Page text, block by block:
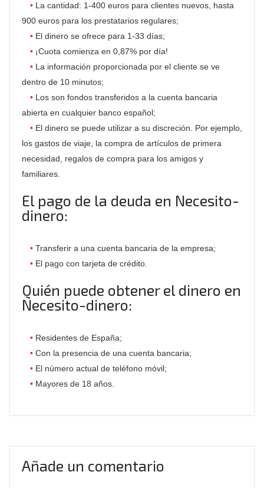
La cantidad: 1-400 euros para clientes nuevos, hasta
900 euros para los prestatarios regulares;
El dinero se ofrece para 1-33 días;
¡Cuota comienza en 0,87% por día!
La información proporcionada por el cliente se ve
dentro de 10 minutos;
Los son fondos transferidos a la cuenta bancaria
abierta en cualquier banco español;
El dinero se puede utilizar a su discreción. Por ejemplo,
los gastos de viaje, la compra de artículos de primera
necesidad, regalos de compra para los amigos y
familiares.
El pago de la deuda en Necesito-
dinero:
Transferir a una cuenta bancaria de la empresa;
El pago con tarjeta de crédito.
Quién puede obtener el dinero en
Necesito-dinero:
Residentes de España;
Con la presencia de una cuenta bancaria;
El número actual de teléfono móvil;
Mayores de 18 años.
Añade un comentario